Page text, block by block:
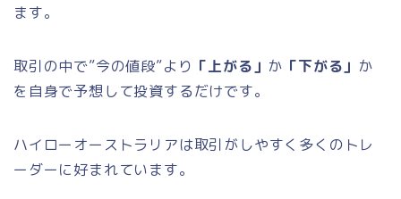
ます。
取引の中で”今の値段”より 「上がる」 か 「下がる」 か
を自身で予想して投資するだけです。
ハイローオーストラリアは取引がしやすく多くのトレ
ーダーに好まれています。